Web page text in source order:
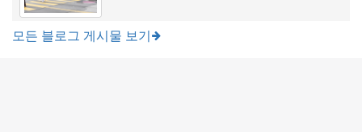
모든 블로그 게시물 보기